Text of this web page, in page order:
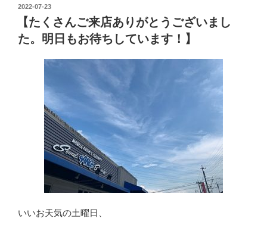
投
稿
日:
2022-07-23
【たくさんご来店ありがとうございまし
た。明日もお待ちしています！】
いいお天気の土曜日、